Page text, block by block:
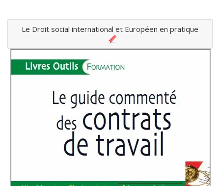
Le Droit social international et Européen en pratique